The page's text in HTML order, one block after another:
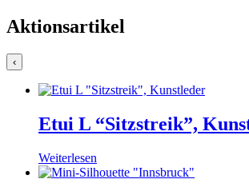
Aktionsartikel
‹
Etui L “Sitzstreik”,
Weiterlesen